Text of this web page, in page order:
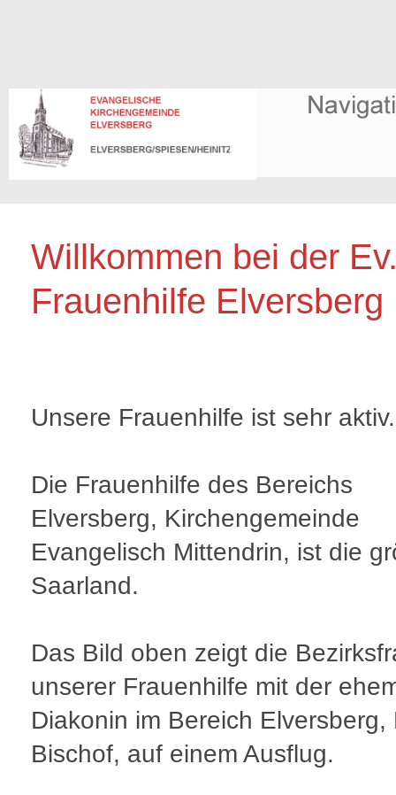
Willkommen bei der
Frauenhilfe Elversberg
Unsere Frauenhilfe ist sehr
Die Frauenhilfe des Bereichs
Elversberg, Kirchengemeinde
Evangelisch Mittendrin, ist die
Saarland.
Das Bild oben zeigt die
unserer Frauenhilfe mit der
Diakonin im Bereich Elversberg,
Bischof, auf einem Ausflug.